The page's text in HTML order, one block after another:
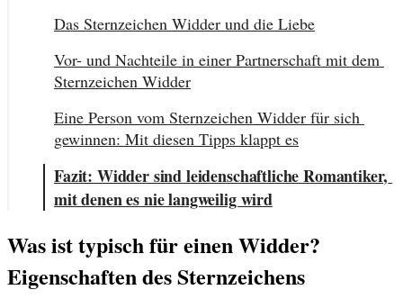
Das Sternzeichen Widder und die Liebe
Vor- und Nachteile in einer Partnerschaft mit dem
Sternzeichen Widder
Eine Person vom Sternzeichen Widder für sich
gewinnen: Mit diesen Tipps klappt es
Fazit: Widder sind leidenschaftliche Romantiker,
mit denen es nie langweilig wird
Was ist typisch für einen Widder?
Eigenschaften des Sternzeichens